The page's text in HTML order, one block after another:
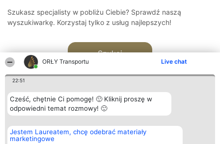
ORŁY Transportu Live chat
22:51
Cześć, chętnie Ci pomogę! 🙂 Kliknij proszę w
odpowiedni temat rozmowy! 🙂
Jestem Laureatem, chcę odebrać materiały
marketingowe
Szukasz specjalisty w pobliżu Ciebie? Sprawdź naszą
wyszukiwarkę. Korzystaj tylko z usług najlepszych!
Szukaj
Organizator plebiscytu
Bright Side Solutions sp. z o.
o. sp. k.
Plebiscyt
Laureaci
Kontakt
Kontakt